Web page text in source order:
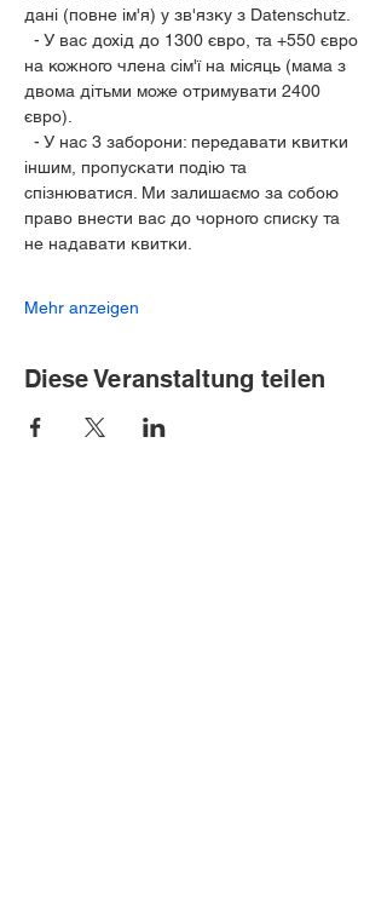
дані (повне ім'я) у зв'язку з Datenschutz.
на кожного члена сім'ї на місяць (мама з
двома дітьми може отримувати 2400
євро).
іншим, пропускати подію та
спізнюватися. Ми залишаємо за собою
право внести вас до чорного списку та
не надавати квитки.
Mehr anzeigen
Diese Veranstaltung teilen